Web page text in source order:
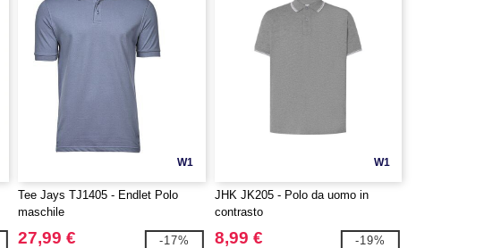
W1
Tee Jays TJ1405 - Endlet Polo
maschile
27,99 € -17%
W1
JHK JK205 - Polo da uomo in
contrasto
8,99 € -19%